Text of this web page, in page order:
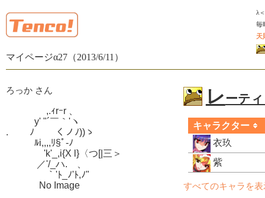
マイページα27（2013/6/11）
λ
毎
天
レ ーテ
キャラクター
衣玖
紫
すべてのキャラを表
ろっか さん
,.ｨrｰr 、
y' "´￣｀'ヽ
.　　 ﾉ　　 くノﾉ))ゝ
ﾙi,,,,ﾘ§ﾟ-ﾉ
'k'_,i{X l}〈つ[|三＞
／'/_ハ.ゝ、
｀'ﾄ_ﾉ'ﾄ,ﾉ"
No Image